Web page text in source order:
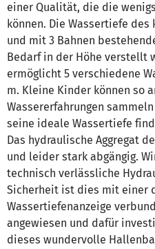
einer Qualität, die die
können. Die Wassertiefe
und mit 3 Bahnen
Bedarf in der Höhe verstellt
ermöglicht 5 verschiedene
m. Kleine Kinder können so
Wassererfahrungen
seine ideale Wassertiefe
Das hydraulische Aggregat
und leider stark abgängig.
technisch verlässliche
Sicherheit ist dies mit einer
Wassertiefenanzeige
angewiesen und dafür
dieses wundervolle